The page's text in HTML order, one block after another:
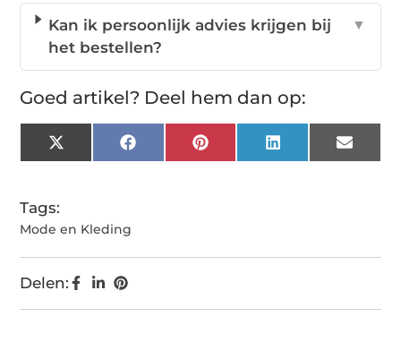
Kan ik persoonlijk advies krijgen bij
het bestellen?
▼
Goed artikel? Deel hem dan op:
X
(Twitter)
FacebookPinterest LinkedIn Email
Tags:
Mode en Kleding
Delen: